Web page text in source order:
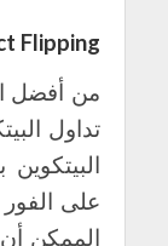
Flipping
من أفضل
تداول
على
الممكن